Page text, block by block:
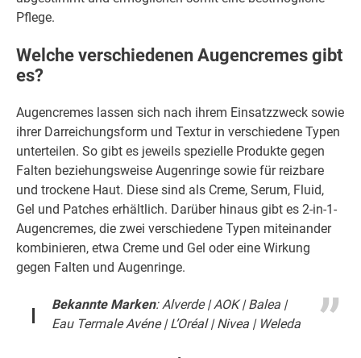
Pflege.
Welche verschiedenen Augencremes gibt
es?
Augencremes lassen sich nach ihrem Einsatzzweck sowie
ihrer Darreichungsform und Textur in verschiedene Typen
unterteilen. So gibt es jeweils spezielle Produkte gegen
Falten beziehungsweise Augenringe sowie für reizbare
und trockene Haut. Diese sind als Creme, Serum, Fluid,
Gel und Patches erhältlich. Darüber hinaus gibt es 2-in-1-
Augencremes, die zwei verschiedene Typen miteinander
kombinieren, etwa Creme und Gel oder eine Wirkung
gegen Falten und Augenringe.
Bekannte Marken: Alverde|AOK|Balea |
Eau Termale Avéne|L’Oréal|Nivea | Weleda